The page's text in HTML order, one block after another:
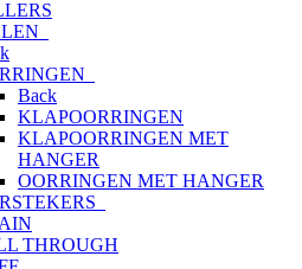
Back
KLAPOORRINGEN
KLAPOORRINGEN MET
HANGER
OORRINGEN MET HANGER
THROUGH